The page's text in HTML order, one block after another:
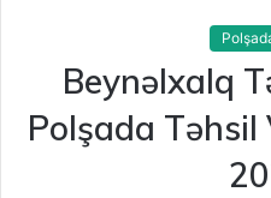
Beynəlxalq
Polşada Təhsil